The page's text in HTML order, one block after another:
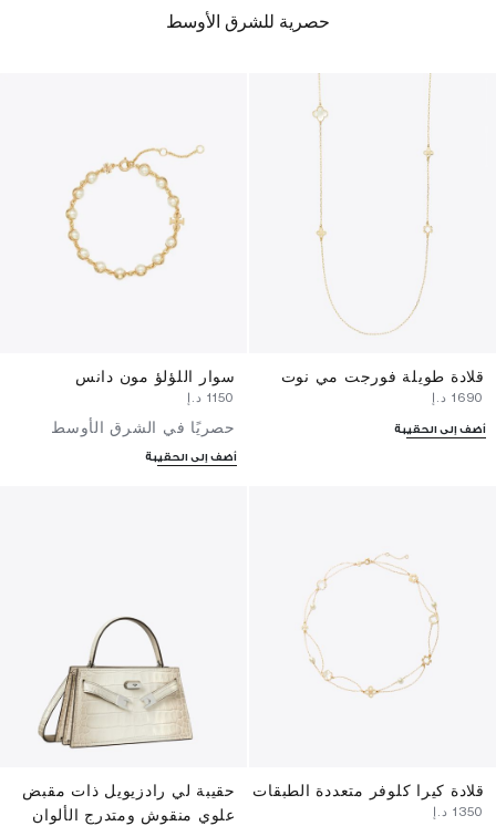
حصرية للشرق الأوسط
قلادة طويلة فورجت مي نوت
أضف إلى الحقيبة
سوار اللؤلؤ مون دانس
حصريًا في الشرق الأوسط
أضف إلى الحقيبة
قلادة كيرا كلوفر متعددة الطبقات
حقيبة لي رادزيويل ذات مقبض
علوي منقوش ومتدرج الألوان